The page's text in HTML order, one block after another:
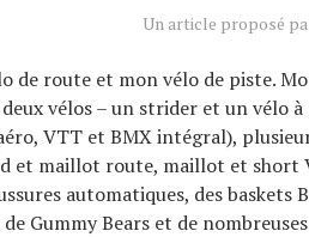
Un article proposé
de route et mon vélo de piste.
vélos – un strider et un vélo
VTT et BMX intégral),
et maillot route, maillot et
automatiques, des baskets
de Gummy Bears et de